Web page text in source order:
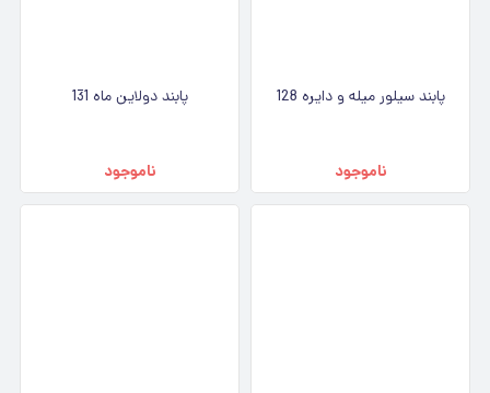
پابند سیلور میله و دایره 128
ناموجود
پابند دولاین ماه 131
ناموجود